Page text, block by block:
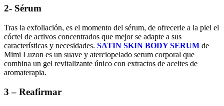
2- Sérum
Tras la exfoliación, es el momento del sérum, de ofrecerle a la piel el
cóctel de activos concentrados que mejor se adapte a sus
características y necesidades. SATIN SKIN BODY SERUM de
Mimi Luzon es un suave y aterciopelado serum corporal que
combina un gel revitalizante único con extractos de aceites de
aromaterapia.
3 – Reafirmar